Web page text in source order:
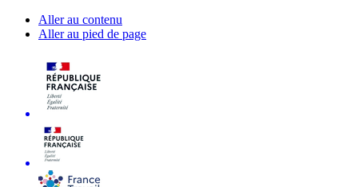
Aller au contenu
Aller au pied de page